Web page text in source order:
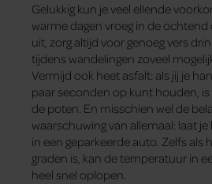
Gelukkig kun je veel ellende
warme dagen vroeg in de
uit, zorg altijd voor genoeg vers
tijdens wandelingen zoveel
Vermijd ook heet asfalt: als jij je
paar seconden op kunt houden,
de poten. En misschien wel de
waarschuwing van allemaal: laat
in een geparkeerde auto. Zelfs als
graden is, kan de temperatuur in
heel snel oplopen.